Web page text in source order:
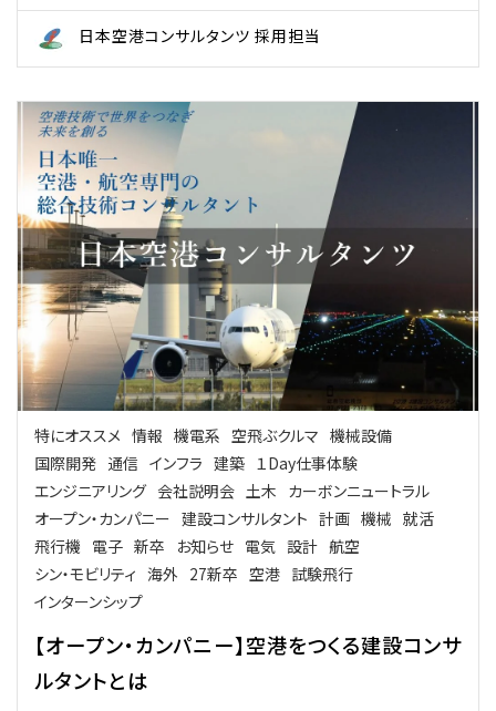
日本空港コンサルタンツ 採用担当
特にオススメ 情報 機電系 空飛ぶクルマ 機械設備
国際開発 通信 インフラ 建築 １Day仕事体験
エンジニアリング 会社説明会 土木 カーボンニュートラル
オープン・カンパニー 建設コンサルタント 計画 機械 就活
飛行機 電子 新卒 お知らせ 電気 設計 航空
シン・モビリティ 海外 27新卒 空港 試験飛行
インターンシップ
【オープン・カンパニー】空港をつくる建設コンサ
ルタントとは